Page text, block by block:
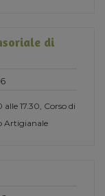
di
17.30, Corso di
Artigianale